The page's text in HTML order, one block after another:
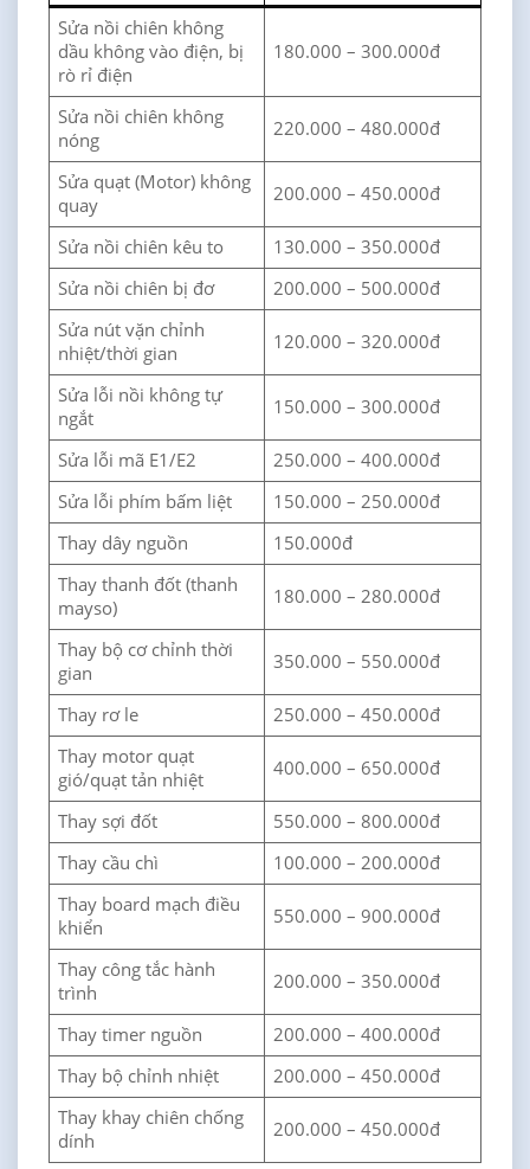
Sửa nồi chiên không
dầu không vào điện, bị
rò rỉ điện
180.000 – 300.000đ
Sửa nồi chiên không
nóng
220.000 – 480.000đ
Sửa quạt (Motor) không
quay
200.000 – 450.000đ
Sửa nồi chiên kêu to
130.000 – 350.000đ
Sửa nồi chiên bị đơ
200.000 – 500.000đ
Sửa nút vặn chỉnh
nhiệt/thời gian
120.000 – 320.000đ
Sửa lỗi nồi không tự
ngắt
150.000 – 300.000đ
Sửa lỗi mã E1/E2
250.000 – 400.000đ
Sửa lỗi phím bấm liệt
150.000 – 250.000đ
Thay dây nguồn
150.000đ
Thay thanh đốt (thanh
mayso)
180.000 – 280.000đ
Thay bộ cơ chỉnh thời
gian
350.000 – 550.000đ
Thay rơ le
250.000 – 450.000đ
Thay motor quạt
gió/quạt tản nhiệt
400.000 – 650.000đ
Thay sợi đốt
550.000 – 800.000đ
Thay cầu chì
100.000 – 200.000đ
Thay board mạch điều
khiển
550.000 – 900.000đ
Thay công tắc hành
trình
200.000 – 350.000đ
Thay timer nguồn
200.000 – 400.000đ
Thay bộ chỉnh nhiệt
200.000 – 450.000đ
Thay khay chiên chống
dính
200.000 – 450.000đ